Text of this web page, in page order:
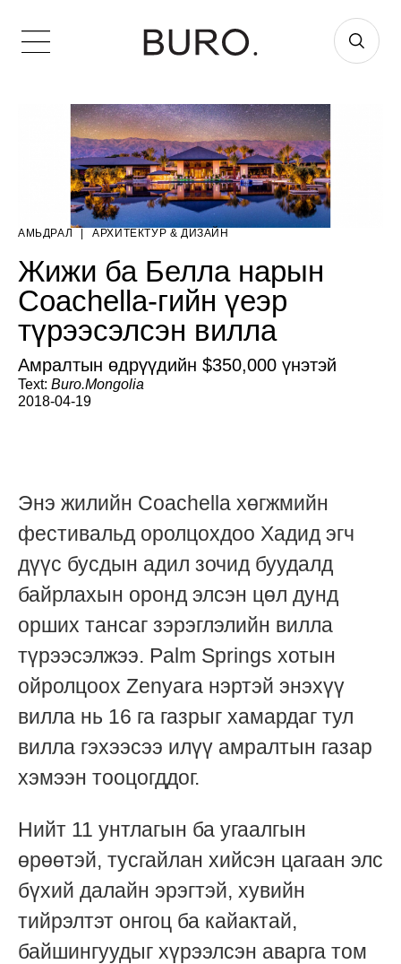
АМЬДРАЛ AРХИТЕКТУР & ДИЗАЙН
Жижи ба Белла нарын
Coachella-гийн үеэр
түрээсэлсэн вилла
Амралтын өдрүүдийн $350,000 үнэтэй
Text: Buro.Mongolia
2018-04-19
Энэ жилийн Coachella хөгжмийн
фестивальд оролцохдоо Хадид эгч
дүүс бусдын адил зочид буудалд
байрлахын оронд элсэн цөл дунд
орших тансаг зэрэглэлийн вилла
түрээсэлжээ. Palm Springs хотын
ойролцоох Zenyara нэртэй энэхүү
вилла нь 16 га газрыг хамардаг тул
вилла гэхээсээ илүү амралтын газар
хэмээн тооцогддог.
Нийт 11 унтлагын ба угаалгын
өрөөтэй, тусгайлан хийсэн цагаан элс
бүхий далайн эрэгтэй, хувийн
тийрэлтэт онгоц ба кайактай,
байшингуудыг хүрээлсэн аварга том